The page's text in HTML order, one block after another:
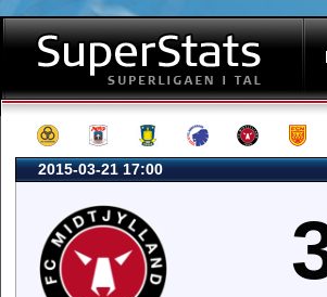
2015-03-21 17:00